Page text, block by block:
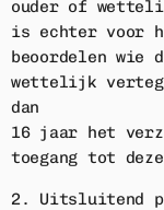
ouder of
is echter voor
beoordelen wie
wettelijk
dan
16 jaar het
toegang tot
2. Uitsluitend